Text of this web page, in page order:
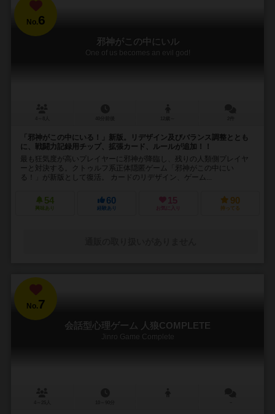
No.6
邪神がこの中にいル
One of us becomes an evil god!
「邪神がこの中にいる！」新版。リデザイン及びバランス調整ととも
に、戦闘力記録用チップ、拡張カード、ルールが追加！！
最も狂気度が高いプレイヤーに邪神が降臨し、残りの人類側プレイヤ
ーと対決する。クトゥルフ系正体隠匿ゲーム「邪神がこの中にい
る！」が新版として復活。 カードのリデザイン、ゲーム...
54
興味あり
60
経験あり
15
お気に入り
90
持ってる
No.7
会話型心理ゲーム 人狼COMPLETE
Jinro Game Complete